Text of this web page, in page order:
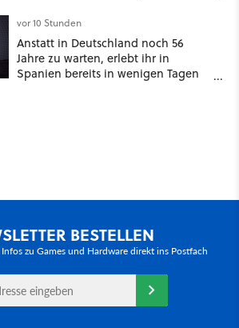
vor 10 Stunden
Anstatt in Deutschland noch 56
Jahre zu warten, erlebt ihr in
Spanien bereits in wenigen Tagen
BESTELLEN
zu Games und Hardware direkt ins Postfach